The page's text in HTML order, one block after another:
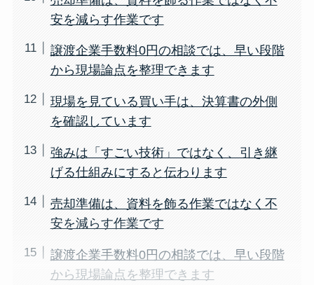
安を減らす作業です
譲渡企業手数料0円の相談では、早い段階
から現場論点を整理できます
現場を見ている買い手は、決算書の外側
を確認しています
強みは「すごい技術」ではなく、引き継
げる仕組みにすると伝わります
売却準備は、資料を飾る作業ではなく不
安を減らす作業です
譲渡企業手数料0円の相談では、早い段階
から現場論点を整理できます